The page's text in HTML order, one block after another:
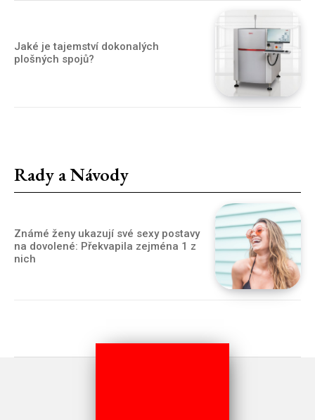
Jaké je tajemství dokonalých
plošných spojů?
Rady a Návody
Známé ženy ukazují své sexy postavy
na dovolené: Překvapila zejména 1 z
nich